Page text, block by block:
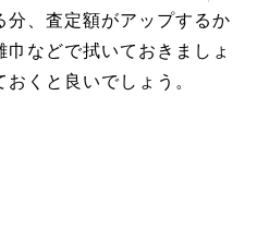
分、査定額がアップするか
などで拭いておきましょ
くと良いでしょう。